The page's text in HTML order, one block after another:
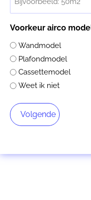
Voorkeur airco
Wandmodel
Plafondmodel
Cassettemodel
Weet ik niet